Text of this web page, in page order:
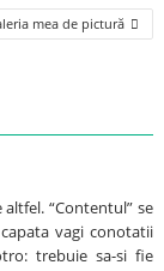
mea de pictură
“Contentul” se
vagi conotatii
trebuie sa-si fie